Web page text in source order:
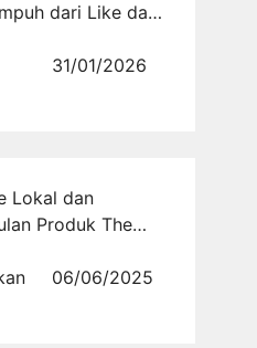
dari Like dan
Kamu Sadar
31/01/2026
Lokal dan
Produk The
06/06/2025